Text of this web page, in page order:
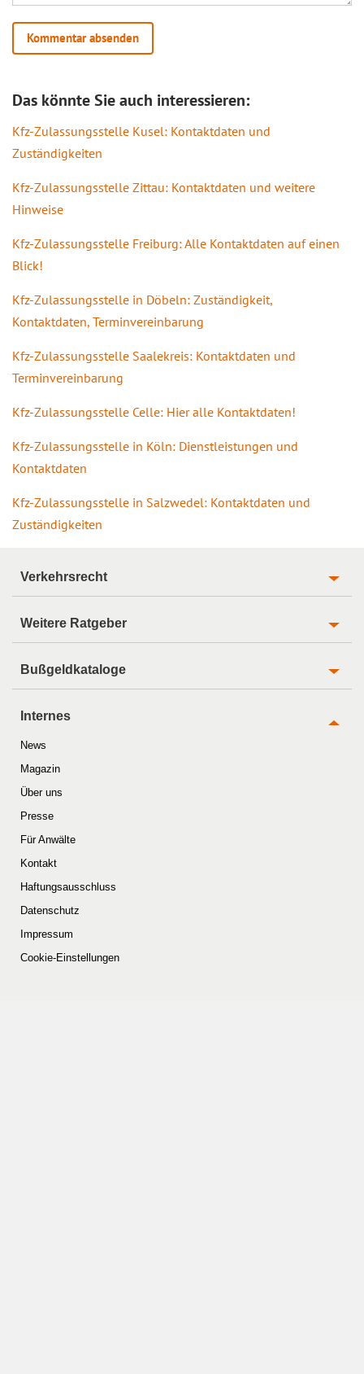
Das könnte Sie auch interessieren:
Kfz-Zulassungsstelle Kusel: Kontaktdaten und
Zuständigkeiten
Kfz-Zulassungsstelle Zittau: Kontaktdaten und weitere
Hinweise
Kfz-Zulassungsstelle Freiburg: Alle Kontaktdaten auf einen
Blick!
Kfz-Zulassungsstelle in Döbeln: Zuständigkeit,
Kontaktdaten, Terminvereinbarung
Kfz-Zulassungsstelle Saalekreis: Kontaktdaten und
Terminvereinbarung
Kfz-Zulassungsstelle Celle: Hier alle Kontaktdaten!
Kfz-Zulassungsstelle in Köln: Dienstleistungen und
Kontaktdaten
Kfz-Zulassungsstelle in Salzwedel: Kontaktdaten und
Zuständigkeiten
Verkehrsrecht
Weitere Ratgeber
Bußgeldkataloge
Internes
News
Magazin
Über uns
Presse
Für Anwälte
Kontakt
Haftungsausschluss
Datenschutz
Impressum
Cookie-Einstellungen